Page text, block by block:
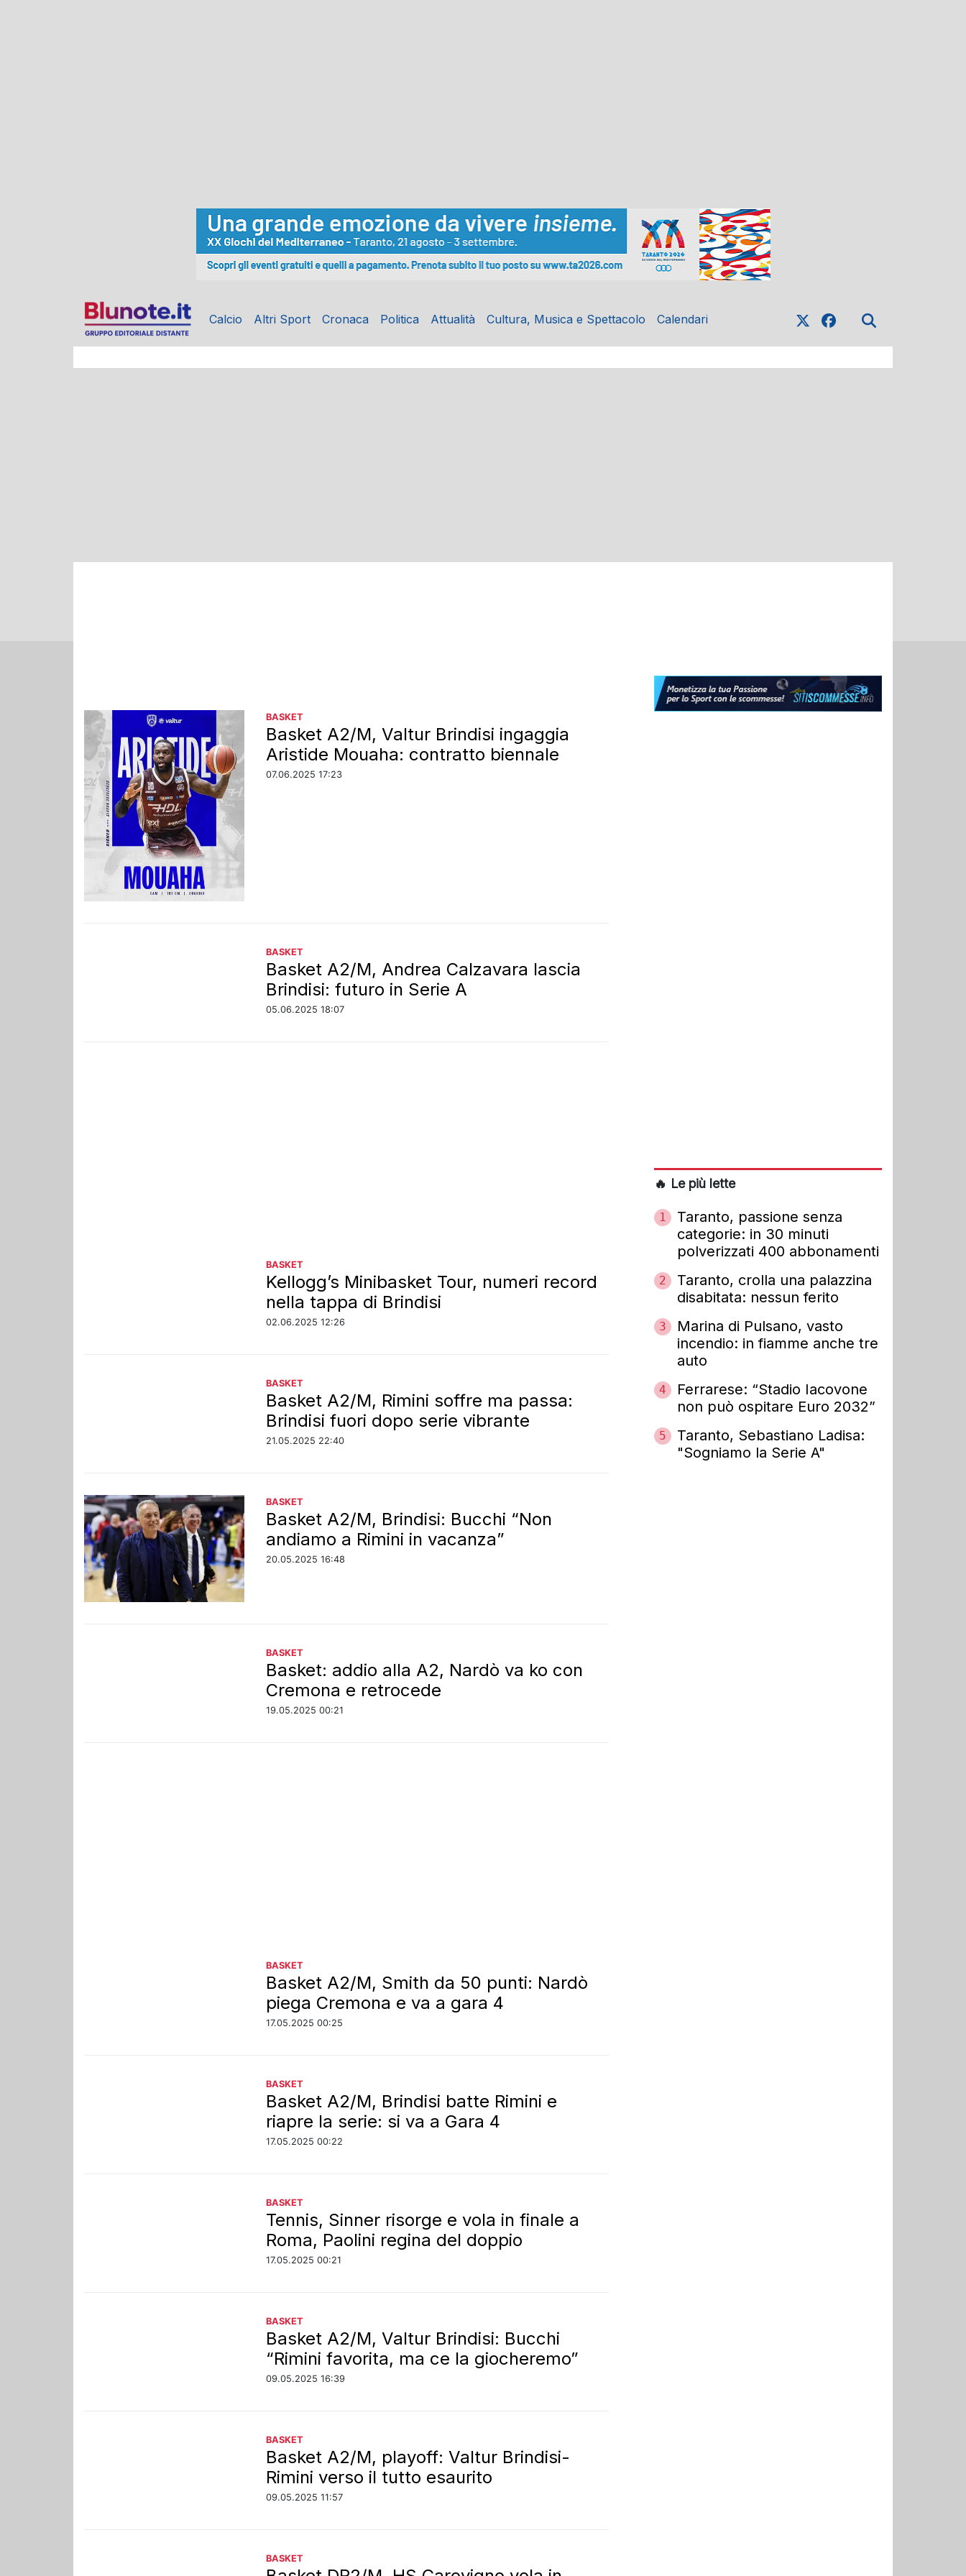
Calcio Altri Sport Cronaca Politica Attualità Cultura, Musica e Spettacolo Calendari
BASKET
Basket A2/M, Valtur Brindisi ingaggia
Aristide Mouaha: contratto biennale
07.06.2025 17:23
BASKET
Basket A2/M, Andrea Calzavara lascia
Brindisi: futuro in Serie A
05.06.2025 18:07
BASKET
Kellogg’s Minibasket Tour, numeri record
nella tappa di Brindisi
02.06.2025 12:26
BASKET
Basket A2/M, Rimini soffre ma passa:
Brindisi fuori dopo serie vibrante
21.05.2025 22:40
BASKET
Basket A2/M, Brindisi: Bucchi “Non
andiamo a Rimini in vacanza”
20.05.2025 16:48
BASKET
Basket: addio alla A2, Nardò va ko con
Cremona e retrocede
19.05.2025 00:21
BASKET
Basket A2/M, Smith da 50 punti: Nardò
piega Cremona e va a gara 4
17.05.2025 00:25
BASKET
Basket A2/M, Brindisi batte Rimini e
riapre la serie: si va a Gara 4
17.05.2025 00:22
BASKET
Tennis, Sinner risorge e vola in finale a
Roma, Paolini regina del doppio
17.05.2025 00:21
BASKET
Basket A2/M, Valtur Brindisi: Bucchi
“Rimini favorita, ma ce la giocheremo”
09.05.2025 16:39
BASKET
Basket A2/M, playoff: Valtur Brindisi-
Rimini verso il tutto esaurito
09.05.2025 11:57
BASKET
🔥 Le più lette
1
Taranto, passione senza
categorie: in 30 minuti
polverizzati 400 abbonamenti
2
Taranto, crolla una palazzina
disabitata: nessun ferito
3
Marina di Pulsano, vasto
incendio: in fiamme anche tre
auto
4
Ferrarese: “Stadio Iacovone
non può ospitare Euro 2032”
5
Taranto, Sebastiano Ladisa:
"Sogniamo la Serie A"